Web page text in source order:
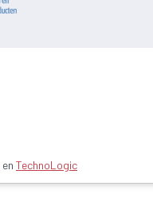
en TechnoLogic